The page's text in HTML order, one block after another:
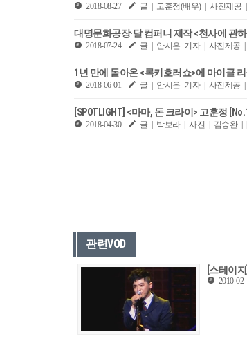
2018-08-27 글 | 고훈정(배우) | 사진제공
대명문화공장·달 컴퍼니 제작 <천사에 관
2018-07-24 글 | 안시은 기자 | 사진제공
1년 만에 돌아온 <록키호러쇼>에 마이클
2018-06-01 글 | 안시은 기자 | 사진제공 |
[SPOTLIGHT] <마마, 돈 크라이> 고훈정
2018-04-30 글 | 박보라 | 사진 | 김승완 | |
관련VOD
[스테이
2010-